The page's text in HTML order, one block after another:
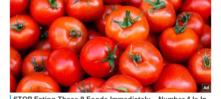
STREAMING E SERIE TV